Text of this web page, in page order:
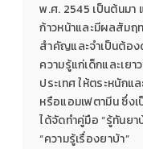
พ.ศ. 2545 เป็นต้นมา
ก้าวหน้าและมีผลสัม
สำคัญและจำเป็นต้อง
ความรู้แก่เด็กและเย
ประเทศ ให้ตระหนัก
หรือแอมเฟตามีน ซึ่ง
ได้จัดทําคู่มือ “รู้ทันย
“ความรู้เรื่องยาบ้า”